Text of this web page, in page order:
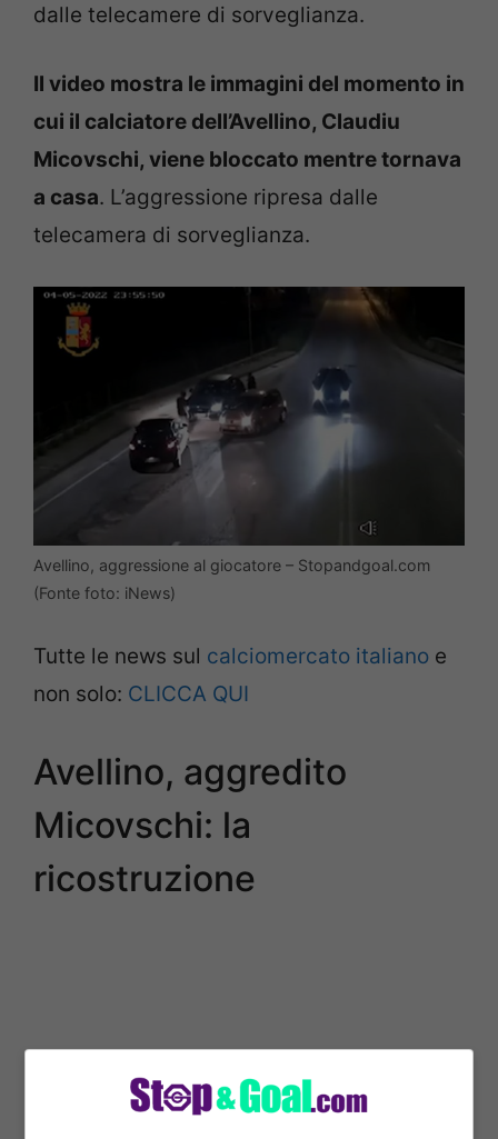
dalle telecamere di sorveglianza.
Il video mostra le immagini del momento in
cui il calciatore dell’Avellino, Claudiu
Micovschi, viene bloccato mentre tornava
a casa. L’aggressione ripresa dalle
telecamera di sorveglianza.
Avellino, aggressione al giocatore – Stopandgoal.com
(Fonte foto: iNews)
Tutte le news sul calciomercato italiano e
non solo: CLICCA QUI
Avellino, aggredito
Micovschi: la
ricostruzione